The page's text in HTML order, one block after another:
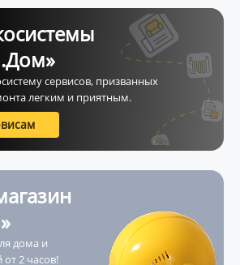
сервисов, призванных
легким и приятным.
дома и
от 2 часов!